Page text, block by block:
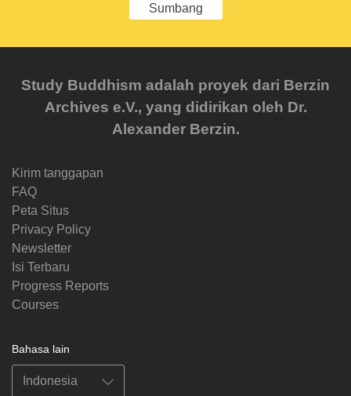
Sumbang
Study Buddhism adalah proyek dari Berzin
Archives e.V., yang didirikan oleh Dr.
Alexander Berzin.
Kirim tanggapan
FAQ
Peta Situs
Privacy Policy
Newsletter
Isi Terbaru
Progress Reports
Courses
Bahasa lain